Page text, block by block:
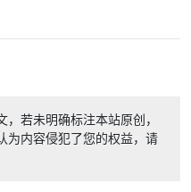
若未明确标注本站原创，
为内容侵犯了您的权益，请